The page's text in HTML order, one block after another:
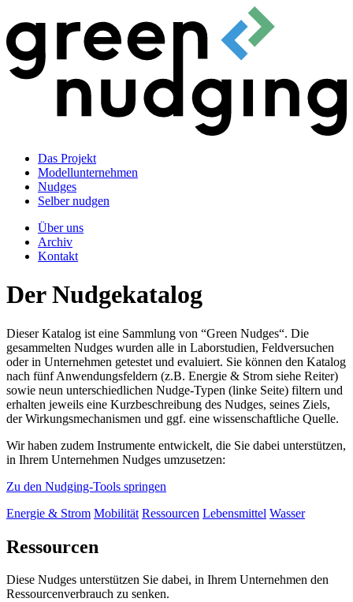
Das Projekt
Modellunternehmen
Nudges
Selber nudgen
Über uns
Archiv
Kontakt
Der Nudgekatalog
Dieser Katalog ist eine Sammlung von “Green Nudges“. Die
gesammelten Nudges wurden alle in Laborstudien, Feldversuchen
oder in Unternehmen getestet und evaluiert. Sie können den Katalog
nach fünf Anwendungsfeldern (z.B. Energie & Strom siehe Reiter)
sowie neun unterschiedlichen Nudge-Typen (linke Seite) filtern und
erhalten jeweils eine Kurzbeschreibung des Nudges, seines Ziels,
der Wirkungsmechanismen und ggf. eine wissenschaftliche Quelle.
Wir haben zudem Instrumente entwickelt, die Sie dabei unterstützen,
in Ihrem Unternehmen Nudges umzusetzen:
Zu den Nudging-Tools springen
Energie & Strom Mobilität Ressourcen Lebensmittel Wasser
Ressourcen
Diese Nudges unterstützen Sie dabei, in Ihrem Unternehmen den
Ressourcenverbrauch zu senken.